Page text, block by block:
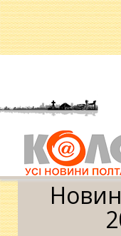
Головна » 2015
Календар